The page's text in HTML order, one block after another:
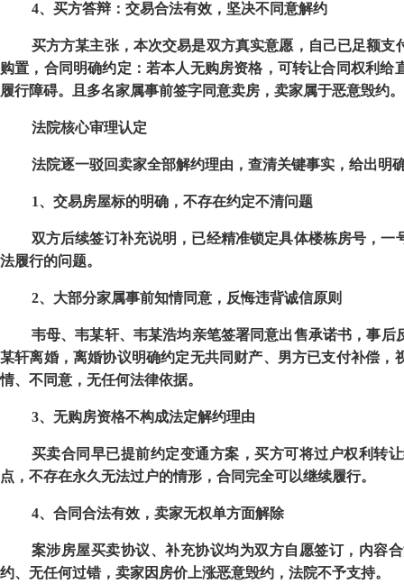
4、买方答辩：交易合法有效，坚决不同意解约
买方方某主张，本次交易是双方真实意愿，自己已足额
购置，合同明确约定：若本人无购房资格，可转让合同权利
履行障碍。且多名家属事前签字同意卖房，卖家属于恶意毁约。
法院核心审理认定
法院逐一驳回卖家全部解约理由，查清关键事实，给出明
1、交易房屋标的明确，不存在约定不清问题
双方后续签订补充说明，已经精准锁定具体楼栋房号，
法履行的问题。
2、大部分家属事前知情同意，反悔违背诚信原则
韦母、韦某轩、韦某浩均亲笔签署同意出售承诺书，事
某轩离婚，离婚协议明确约定无共同财产、男方已支付补偿
情、不同意，无任何法律依据。
3、无购房资格不构成法定解约理由
买卖合同早已提前约定变通方案，买方可将过户权利转
点，不存在永久无法过户的情形，合同完全可以继续履行。
4、合同合法有效，卖家无权单方面解除
案涉房屋买卖协议、补充协议均为双方自愿签订，内容
约、无任何过错，卖家因房价上涨恶意毁约，法院不予支持。